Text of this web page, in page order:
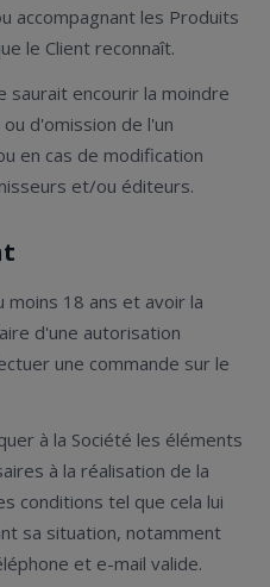
accompagnant les Produits
le Client reconnaît.
saurait encourir la moindre
d'omission de l'un
en cas de modification
et/ou éditeurs.
moins 18 ans et avoir la
d'une autorisation
une commande sur le
à la Société les éléments
à la réalisation de la
conditions tel que cela lui
sa situation, notamment
et e-mail valide.